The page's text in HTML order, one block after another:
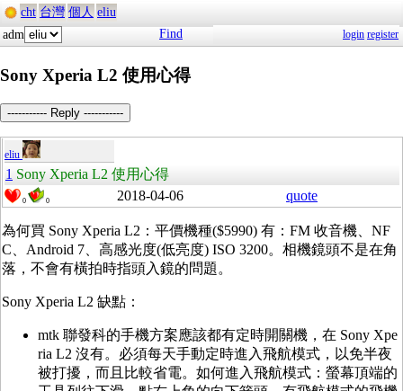
cht 台灣 個人 eliu
adm
Find login register
Sony Xperia L2 使用心得
----------- Reply -----------
eliu
1 Sony Xperia L2 使用心得
0 0 2018-04-06 quote
為何買 Sony Xperia L2：平價機種($5990) 有：FM 收音機、NF
C、Android 7、高感光度(低亮度) ISO 3200。相機鏡頭不是在角
落，不會有橫拍時指頭入鏡的問題。
Sony Xperia L2 缺點：
mtk 聯發科的手機方案應該都有定時開關機，在 Sony Xpe
ria L2 沒有。必須每天手動定時進入飛航模式，以免半夜
被打擾，而且比較省電。如何進入飛航模式：螢幕頂端的